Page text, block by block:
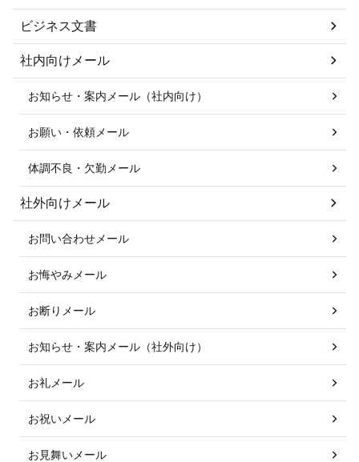
ビジネス文書
社内向けメール
お知らせ・案内メール（社内向け）
お願い・依頼メール
体調不良・欠勤メール
社外向けメール
お問い合わせメール
お悔やみメール
お断りメール
お知らせ・案内メール（社外向け）
お礼メール
お祝いメール
お見舞いメール